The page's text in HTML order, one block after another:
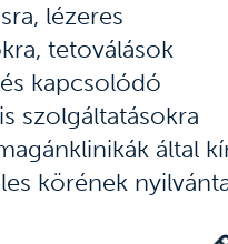
lézeres
tetoválások
kapcsolódó
szolgáltatásokra
által
körének